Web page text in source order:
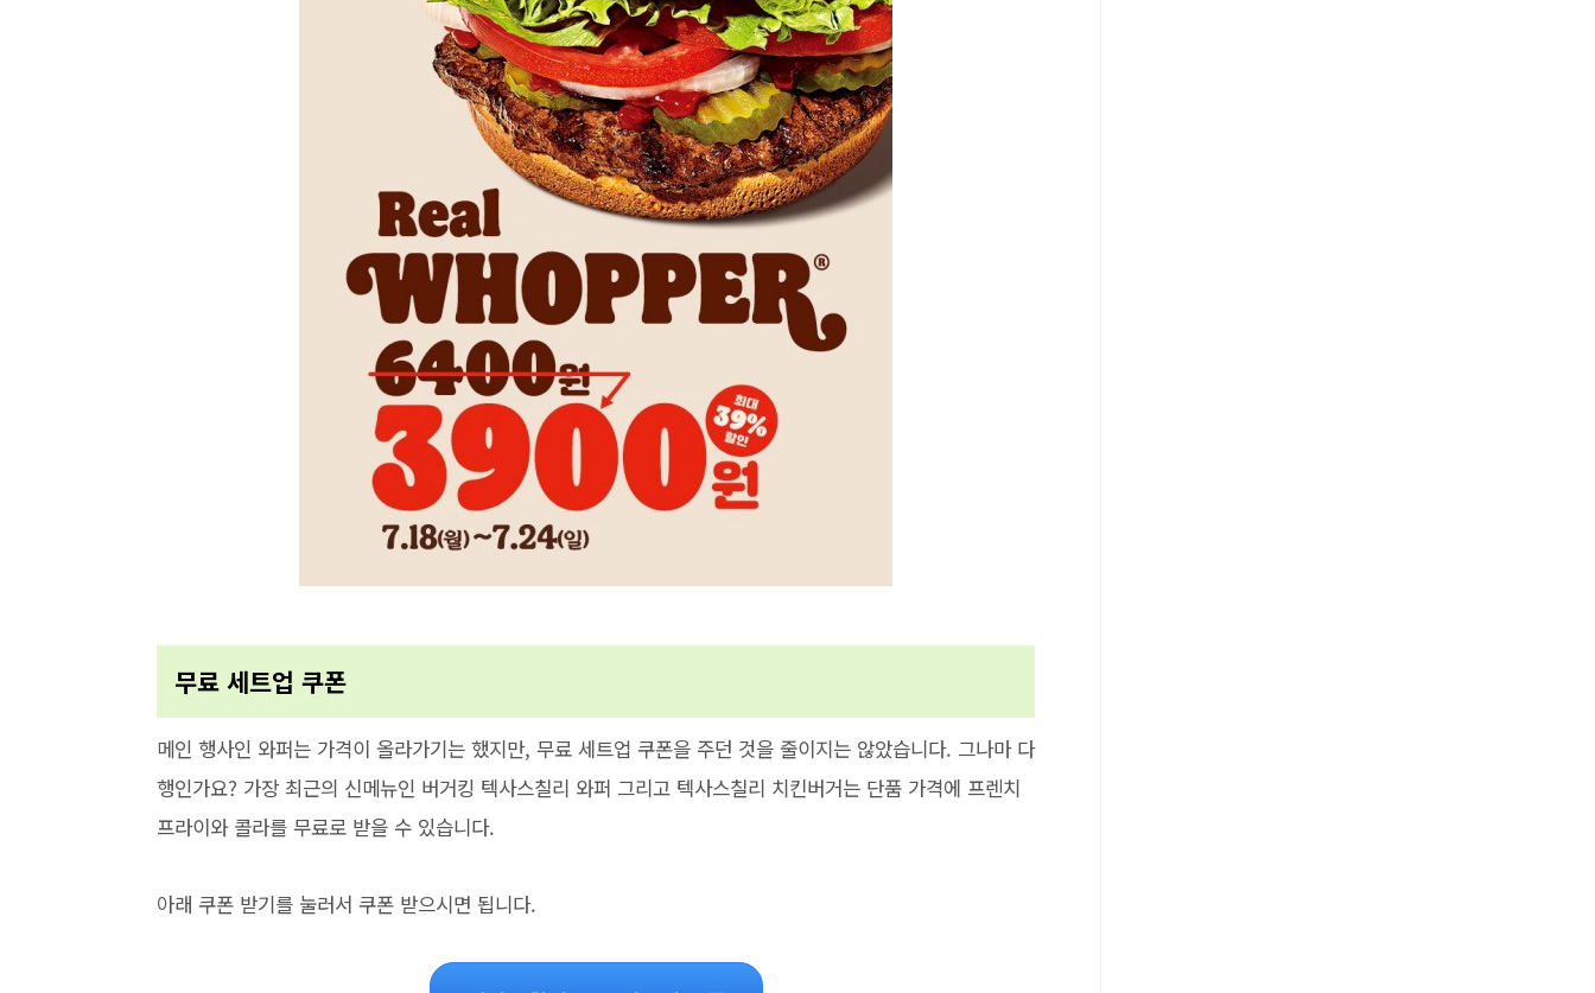
무료 세트업 쿠폰
메인 행사인 와퍼는 가격이 올라가기는 했지만, 무료 세트업 쿠폰을 주던 것을 줄이지는 않았습니다. 그나마 다
행인가요? 가장 최근의 신메뉴인 버거킹 텍사스칠리 와퍼 그리고 텍사스칠리 치킨버거는 단품 가격에 프렌치
프라이와 콜라를 무료로 받을 수 있습니다.
아래 쿠폰 받기를 눌러서 쿠폰 받으시면 됩니다.